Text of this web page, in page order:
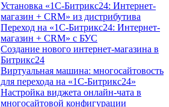
Установка «1С-Битрикс24: Интернет-
магазин + CRM» из дистрибутива
Переход на «1С-Битрикс24: Интернет-
магазин + CRM» с БУС
Создание нового интернет-магазина в
Битрикс24
Виртуальная машина: многосайтовость
для перехода на «1С-Битрикс24»
Настройка виджета онлайн-чата в
многосайтовой конфигурации